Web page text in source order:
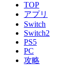
TOP
アプリ
Switch
Switch2
PS5
PC
攻略